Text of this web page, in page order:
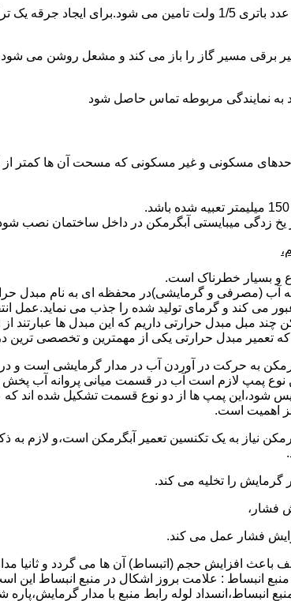
مسیر گاز را باز می کند و مشعل روشن می
به نمایندگی مربوطه تماس حاصل شود
زدگی میبایستی آبگرمکن در داخل ساختمان نصب
و بسیار خطرناک است.
آب (مصرفی و گرمایشی)در محفظه ای به نام مبدل
می کند و گرمای تولید شده را جذب می
مبل مبدل حرارتی داریم که این مبدل ها عبارتند
تعمیر مبدل حرارتی یکی از مهمترین و تخصصی ترین
به حرکت در آوردن آب در مدار گرمایشی است و
عملکرداین نوع پمپ لازم است آب در قسمت میانی
شود،این پمپ ها از دو نوع قسمت تشکیل شده اند
اهمیت است.
نیاز به یک تکنسین تعمیر آبگرمکن است،و لازم
فشار عمل می کند.
باعث افزایش حجم (اتبساط) آن ها می گردد و
انبساط : علامت بروز اشکال در منبع انبساط
انبساط،انسداد لوله رابط منبع با مدار